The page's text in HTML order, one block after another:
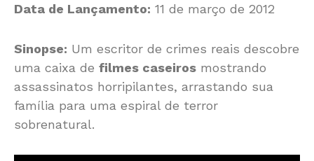
Data de Lançamento: 11 de março de 2012
Sinopse: Um escritor de crimes reais descobre
uma caixa de filmes caseiros mostrando
assassinatos horripilantes, arrastando sua
família para uma espiral de terror
sobrenatural.